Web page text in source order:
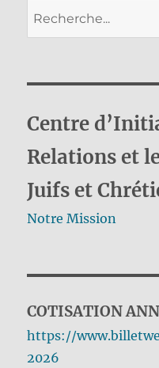
Centre
Relations et
Juifs et
Notre Mission
COTISATION
https://
2026